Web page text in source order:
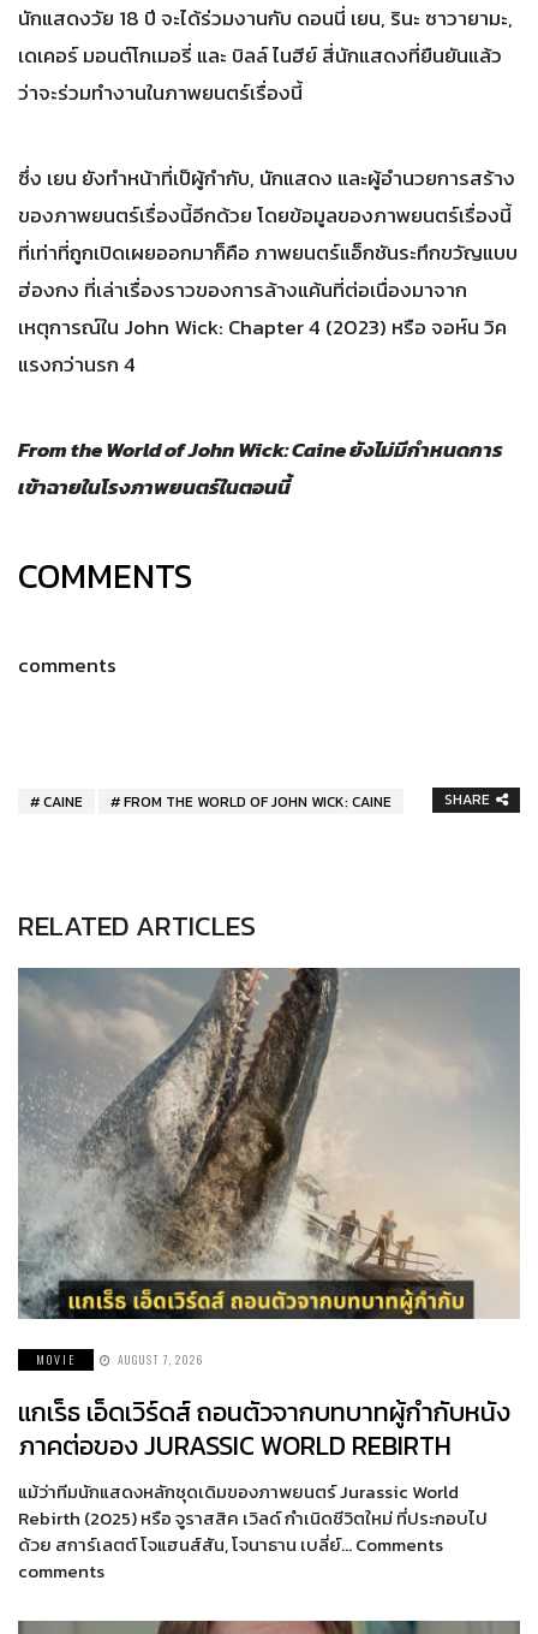
นักแสดงวัย 18 ปี จะได้ร่วมงานกับ ดอนนี่ เยน, รินะ ซาวายามะ,
เดเคอร์ มอนต์โกเมอรี่ และ บิลล์ ไนฮีย์ สี่นักแสดงที่ยืนยันแล้ว
ว่าจะร่วมทำงานในภาพยนตร์เรื่องนี้
ซึ่ง เยน ยังทำหน้าที่เป็ผู้กำกับ, นักแสดง และผู้อำนวยการสร้าง
ของภาพยนตร์เรื่องนี้อีกด้วย โดยข้อมูลของภาพยนตร์เรื่องนี้
ที่เท่าที่ถูกเปิดเผยออกมาก็คือ ภาพยนตร์แอ็กชันระทึกขวัญแบบ
ฮ่องกง ที่เล่าเรื่องราวของการล้างแค้นที่ต่อเนื่องมาจาก
เหตุการณ์ใน John Wick: Chapter 4 (2023) หรือ จอห์น วิค
แรงกว่านรก 4
From the World of John Wick: Caine ยังไม่มีกำหนดการ
เข้าฉายในโรงภาพยนตร์ในตอนนี้
COMMENTS
comments
CAINE FROM THE WORLD OF JOHN WICK: CAINE SHARE
RELATED ARTICLES
MOVIE AUGUST 7, 2026
แกเร็ธ เอ็ดเวิร์ดส์ ถอนตัวจากบทบาทผู้กำกับหนัง
ภาคต่อของ JURASSIC WORLD REBIRTH
แม้ว่าทีมนักแสดงหลักชุดเดิมของภาพยนตร์ Jurassic World
Rebirth (2025) หรือ จูราสสิค เวิลด์ กำเนิดชีวิตใหม่ ที่ประกอบไป
ด้วย สการ์เลตต์ โจแฮนส์สัน, โจนาธาน เบลี่ย์… Comments
comments